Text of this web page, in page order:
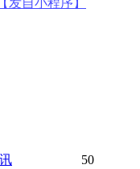
【发自小程序】
50